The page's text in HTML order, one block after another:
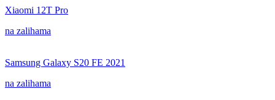
Xiaomi 12T Pro
na zalihama
Samsung Galaxy S20 FE 2021
na zalihama